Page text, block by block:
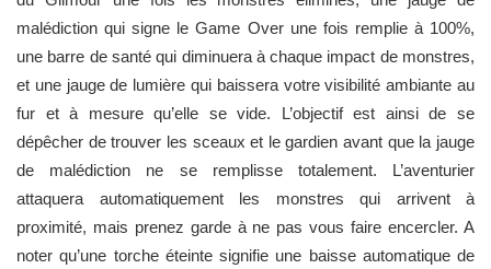
malédiction qui signe le Game Over une fois remplie à 100%,
une barre de santé qui diminuera à chaque impact de monstres,
et une jauge de lumière qui baissera votre visibilité ambiante au
fur et à mesure qu’elle se vide. L’objectif est ainsi de se
dépêcher de trouver les sceaux et le gardien avant que la jauge
de malédiction ne se remplisse totalement. L’aventurier
attaquera automatiquement les monstres qui arrivent à
proximité, mais prenez garde à ne pas vous faire encercler. A
noter qu’une torche éteinte signifie une baisse automatique de